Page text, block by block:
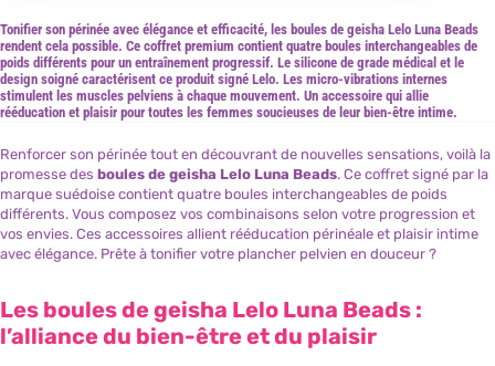
Tonifier son périnée avec élégance et efficacité, les boules de geisha Lelo Luna Beads
rendent cela possible. Ce coffret premium contient quatre boules interchangeables de
poids différents pour un entraînement progressif. Le silicone de grade médical et le
design soigné caractérisent ce produit signé Lelo. Les micro-vibrations internes
stimulent les muscles pelviens à chaque mouvement. Un accessoire qui allie
rééducation et plaisir pour toutes les femmes soucieuses de leur bien-être intime.
Renforcer son périnée tout en découvrant de nouvelles sensations, voilà la
promesse des boules de geisha Lelo Luna Beads. Ce coffret signé par la
marque suédoise contient quatre boules interchangeables de poids
différents. Vous composez vos combinaisons selon votre progression et
vos envies. Ces accessoires allient rééducation périnéale et plaisir intime
avec élégance. Prête à tonifier votre plancher pelvien en douceur ?
Les boules de geisha Lelo Luna Beads :
l’alliance du bien-être et du plaisir